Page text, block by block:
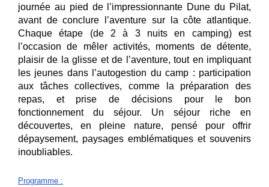
journée au pied de l’impressionnante Dune du Pilat,
avant de conclure l’aventure sur la côte atlantique.
Chaque étape (de 2 à 3 nuits en camping) est
l’occasion de mêler activités, moments de détente,
plaisir de la glisse et de l’aventure, tout en impliquant
les jeunes dans l’autogestion du camp : participation
aux tâches collectives, comme la préparation des
repas, et prise de décisions pour le bon
fonctionnement du séjour. Un séjour riche en
découvertes, en pleine nature, pensé pour offrir
dépaysement, paysages emblématiques et souvenirs
inoubliables.
Programme :